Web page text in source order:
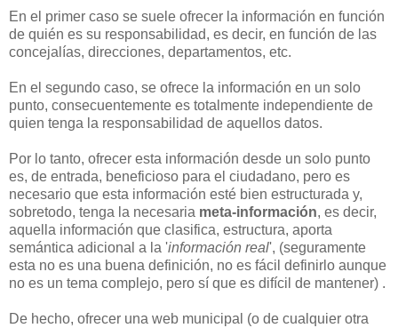
En el primer caso se suele ofrecer la información en función
de quién es su responsabilidad, es decir, en función de las
concejalías, direcciones, departamentos, etc.
En el segundo caso, se ofrece la información en un solo
punto, consecuentemente es totalmente independiente de
quien tenga la responsabilidad de aquellos datos.
Por lo tanto, ofrecer esta información desde un solo punto
es, de entrada, beneficioso para el ciudadano, pero es
necesario que esta información esté bien estructurada y,
sobretodo, tenga la necesaria meta-información, es decir,
aquella información que clasifica, estructura, aporta
semántica adicional a la 'información real', (seguramente
esta no es una buena definición, no es fácil definirlo aunque
no es un tema complejo, pero sí que es difícil de mantener) .
De hecho, ofrecer una web municipal (o de cualquier otra